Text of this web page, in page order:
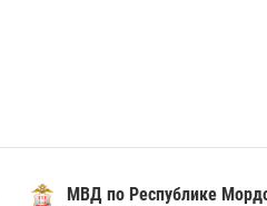
МВД по Республике